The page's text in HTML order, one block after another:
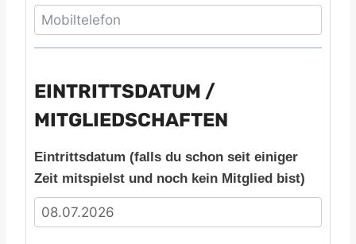
EINTRITTSDATUM /
MITGLIEDSCHAFTEN
Eintrittsdatum (falls du schon seit einiger
Zeit mitspielst und noch kein Mitglied bist)